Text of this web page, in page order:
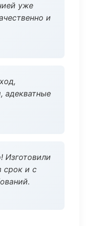
уже
и
адекватные
Изготовили
срок и с